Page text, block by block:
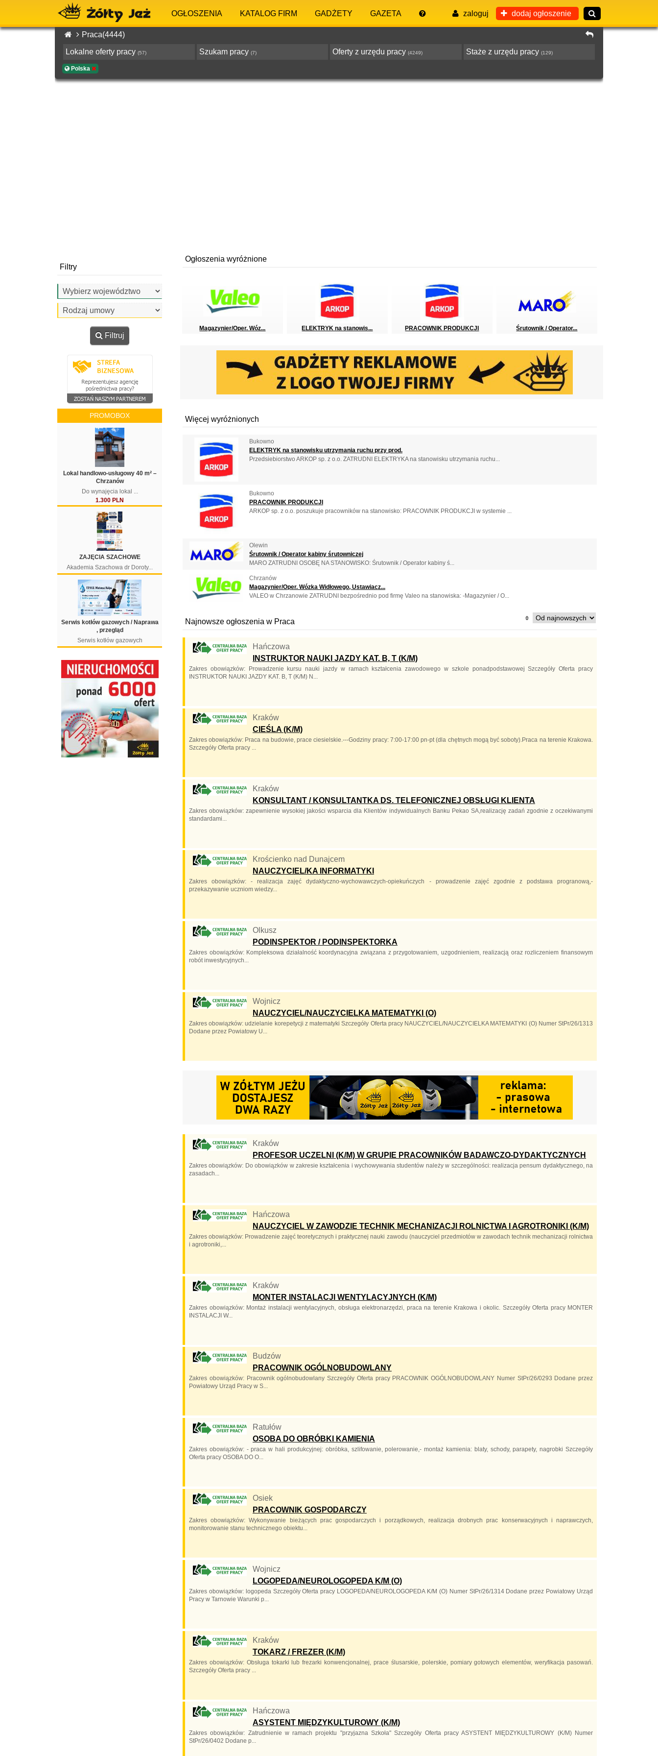
OGŁOSZENIA KATALOG FIRM GADŻETY GAZETA zaloguj dodaj ogłoszenie
Praca(4444)
Lokalne oferty pracy (57) Szukam pracy (7) Oferty z urzędu pracy (4249) Staże z urzędu pracy (129)
Polska
Filtry
Filtruj
PROMOBOX
Lokal handlowo-usługowy 40 m² –
Chrzanów
Do wynajęcia lokal ...
1.300 PLN
ZAJĘCIA SZACHOWE
Akademia Szachowa dr Doroty...
Serwis kotłów gazowych / Naprawa
, przegląd
Serwis kotłów gazowych
Ogłoszenia wyróżnione
Magazynier/Oper. Wóz... ELEKTRYK na stanowis... PRACOWNIK PRODUKCJI Śrutownik / Operator...
Więcej wyróżnionych
Bukowno
ELEKTRYK na stanowisku utrzymania ruchu przy prod.
Przedsiebiorstwo ARKOP sp. z o.o. ZATRUDNI ELEKTRYKA na stanowisku utrzymania ruchu...
Bukowno
PRACOWNIK PRODUKCJI
ARKOP sp. z o.o. poszukuje pracowników na stanowisko: PRACOWNIK PRODUKCJI w systemie ...
Olewin
Śrutownik / Operator kabiny śrutowniczej
MARO ZATRUDNI OSOBĘ NA STANOWISKO: Śrutownik / Operator kabiny ś...
Chrzanów
Magazynier/Oper. Wózka Widłowego, Ustawiacz...
VALEO w Chrzanowie ZATRUDNI bezpośrednio pod firmę Valeo na stanowiska: -Magazynier / O...
Najnowsze ogłoszenia w Praca
Hańczowa
INSTRUKTOR NAUKI JAZDY KAT. B, T (K/M)
Zakres obowiązków: Prowadzenie kursu nauki jazdy w ramach kształcenia zawodowego w szkole ponadpodstawowej Szczegóły Oferta pracy
INSTRUKTOR NAUKI JAZDY KAT. B, T (K/M) N...
Kraków
CIEŚLA (K/M)
Zakres obowiązków: Praca na budowie, prace ciesielskie.---Godziny pracy: 7:00-17:00 pn-pt (dla chętnych mogą być soboty).Praca na terenie Krakowa.
Szczegóły Oferta pracy ...
Kraków
KONSULTANT / KONSULTANTKA DS. TELEFONICZNEJ OBSŁUGI KLIENTA
Zakres obowiązków: zapewnienie wysokiej jakości wsparcia dla Klientów indywidualnych Banku Pekao SA,realizację zadań zgodnie z oczekiwanymi
standardami...
Krościenko nad Dunajcem
NAUCZYCIEL/KA INFORMATYKI
Zakres obowiązków: - realizacja zajęć dydaktyczno-wychowawczych-opiekuńczych - prowadzenie zajęć zgodnie z podstawa progranową,-
przekazywanie uczniom wiedzy...
Olkusz
PODINSPEKTOR / PODINSPEKTORKA
Zakres obowiązków: Kompleksowa działalność koordynacyjna związana z przygotowaniem, uzgodnieniem, realizacją oraz rozliczeniem finansowym
robót inwestycyjnych...
Wojnicz
NAUCZYCIEL/NAUCZYCIELKA MATEMATYKI (O)
Zakres obowiązków: udzielanie korepetycji z matematyki Szczegóły Oferta pracy NAUCZYCIEL/NAUCZYCIELKA MATEMATYKI (O) Numer StPr/26/1313
Dodane przez Powiatowy U...
Kraków
PROFESOR UCZELNI (K/M) W GRUPIE PRACOWNIKÓW BADAWCZO-DYDAKTYCZNYCH
Zakres obowiązków: Do obowiązków w zakresie kształcenia i wychowywania studentów należy w szczególności: realizacja pensum dydaktycznego, na
zasadach...
Hańczowa
NAUCZYCIEL W ZAWODZIE TECHNIK MECHANIZACJI ROLNICTWA I AGROTRONIKI (K/M)
Zakres obowiązków: Prowadzenie zajęć teoretycznych i praktycznej nauki zawodu (nauczyciel przedmiotów w zawodach technik mechanizacji rolnictwa
i agrotroniki,...
Kraków
MONTER INSTALACJI WENTYLACYJNYCH (K/M)
Zakres obowiązków: Montaż instalacji wentylacyjnych, obsługa elektronarzędzi, praca na terenie Krakowa i okolic. Szczegóły Oferta pracy MONTER
INSTALACJI W...
Budzów
PRACOWNIK OGÓLNOBUDOWLANY
Zakres obowiązków: Pracownik ogólnobudowlany Szczegóły Oferta pracy PRACOWNIK OGÓLNOBUDOWLANY Numer StPr/26/0293 Dodane przez
Powiatowy Urząd Pracy w S...
Ratułów
OSOBA DO OBRÓBKI KAMIENIA
Zakres obowiązków: - praca w hali produkcyjnej: obróbka, szlifowanie, polerowanie,- montaż kamienia: blaty, schody, parapety, nagrobki Szczegóły
Oferta pracy OSOBA DO O...
Osiek
PRACOWNIK GOSPODARCZY
Zakres obowiązków: Wykonywanie bieżących prac gospodarczych i porządkowych, realizacja drobnych prac konserwacyjnych i naprawczych,
monitorowanie stanu technicznego obiektu...
Wojnicz
LOGOPEDA/NEUROLOGOPEDA K/M (O)
Zakres obowiązków: logopeda Szczegóły Oferta pracy LOGOPEDA/NEUROLOGOPEDA K/M (O) Numer StPr/26/1314 Dodane przez Powiatowy Urząd
Pracy w Tarnowie Warunki p...
Kraków
TOKARZ / FREZER (K/M)
Zakres obowiązków: Obsługa tokarki lub frezarki konwencjonalnej, prace ślusarskie, polerskie, pomiary gotowych elementów, weryfikacja pasowań.
Szczegóły Oferta pracy ...
Hańczowa
ASYSTENT MIĘDZYKULTUROWY (K/M)
Zakres obowiązków: Zatrudnienie w ramach projektu "przyjazna Szkoła" Szczegóły Oferta pracy ASYSTENT MIĘDZYKULTUROWY (K/M) Numer
StPr/26/0402 Dodane p...